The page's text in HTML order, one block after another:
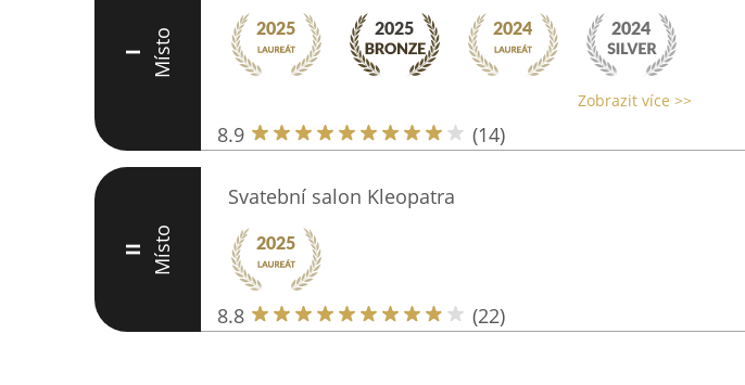
I Místo
Zobrazit více >>
8.9 (14)
II Místo
Svatební salon Kleopatra
8.8 (22)